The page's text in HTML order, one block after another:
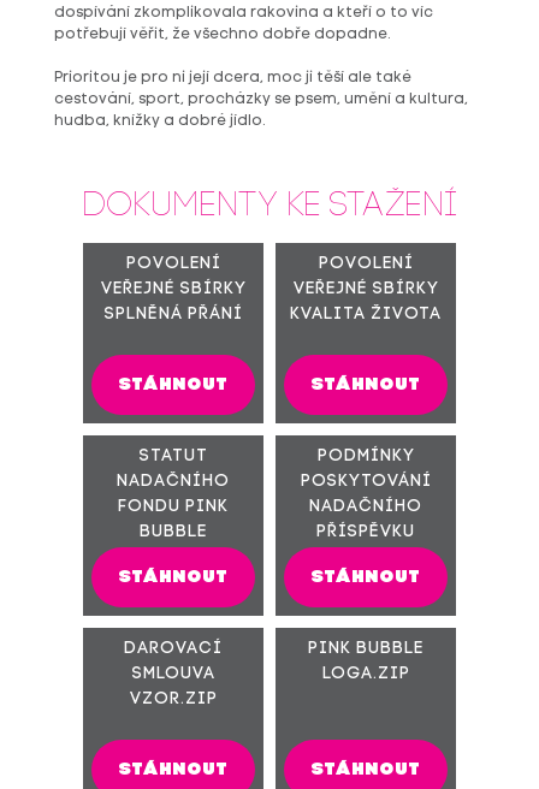
dospívání zkomplikovala rakovina a kteří o to víc
potřebují věřit, že všechno dobře dopadne.
Prioritou je pro ni její dcera, moc ji těší ale také
cestování, sport, procházky se psem, umění a kultura,
hudba, knížky a dobré jídlo.
Dokumenty ke stažení
Povolení
veřejné sbírky
splněná přání
STÁHNOUT
Povolení
veřejné sbírky
kvalita života
STÁHNOUT
Statut
nadačního
fondu Pink
Bubble
STÁHNOUT
Podmínky
poskytování
nadačního
příspěvku
STÁHNOUT
Darovací
smlouva
vzor.zip
STÁHNOUT
Pink Bubble
LOGA.zip
STÁHNOUT